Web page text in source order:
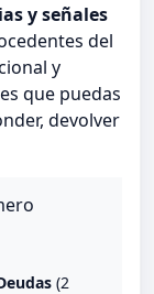
y señales
del
y
que puedas
devolver
(2